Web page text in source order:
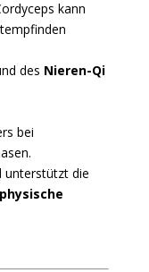
kann
des Nieren-Qi
bei
unterstützt die